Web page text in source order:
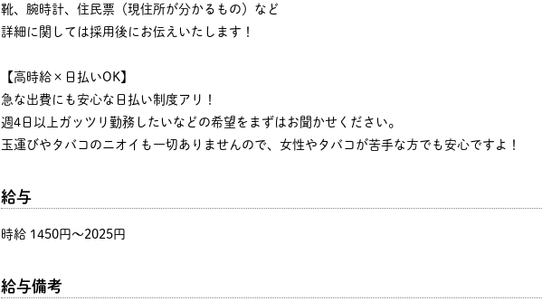
靴、腕時計、住民票（現住所が分かるもの）など
詳細に関しては採用後にお伝えいたします！
【高時給×日払いOK】
急な出費にも安心な日払い制度アリ！
週4日以上ガッツリ勤務したいなどの希望をまずはお聞かせください。
玉運びやタバコのニオイも一切ありませんので、女性やタバコが苦手な方でも安心ですよ！
給与
時給 1450円〜2025円
給与備考